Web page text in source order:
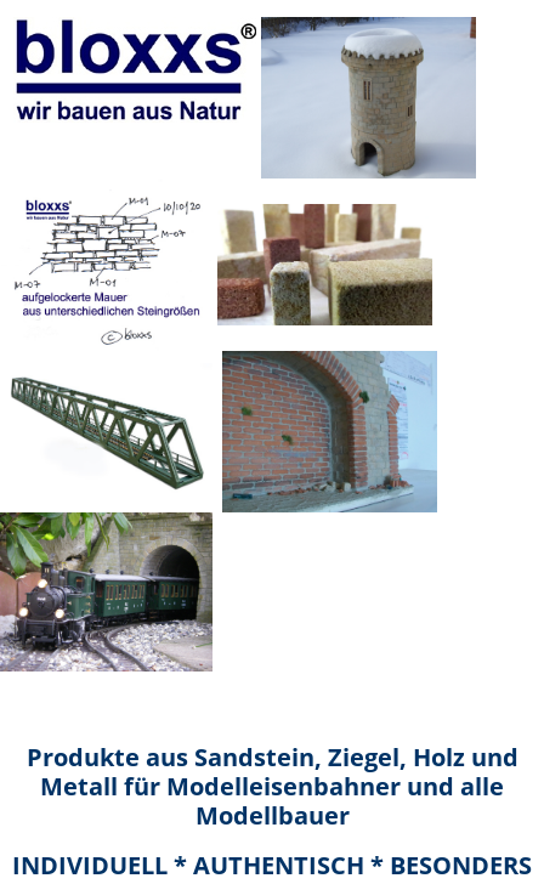
Produkte aus Sandstein, Ziegel, Holz und
Metall für Modelleisenbahner und alle
Modellbauer
INDIVIDUELL * AUTHENTISCH * BESONDERS